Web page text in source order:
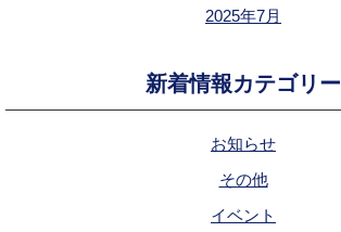
2025年7月
新着情報カテゴリー
お知らせ
その他
イベント